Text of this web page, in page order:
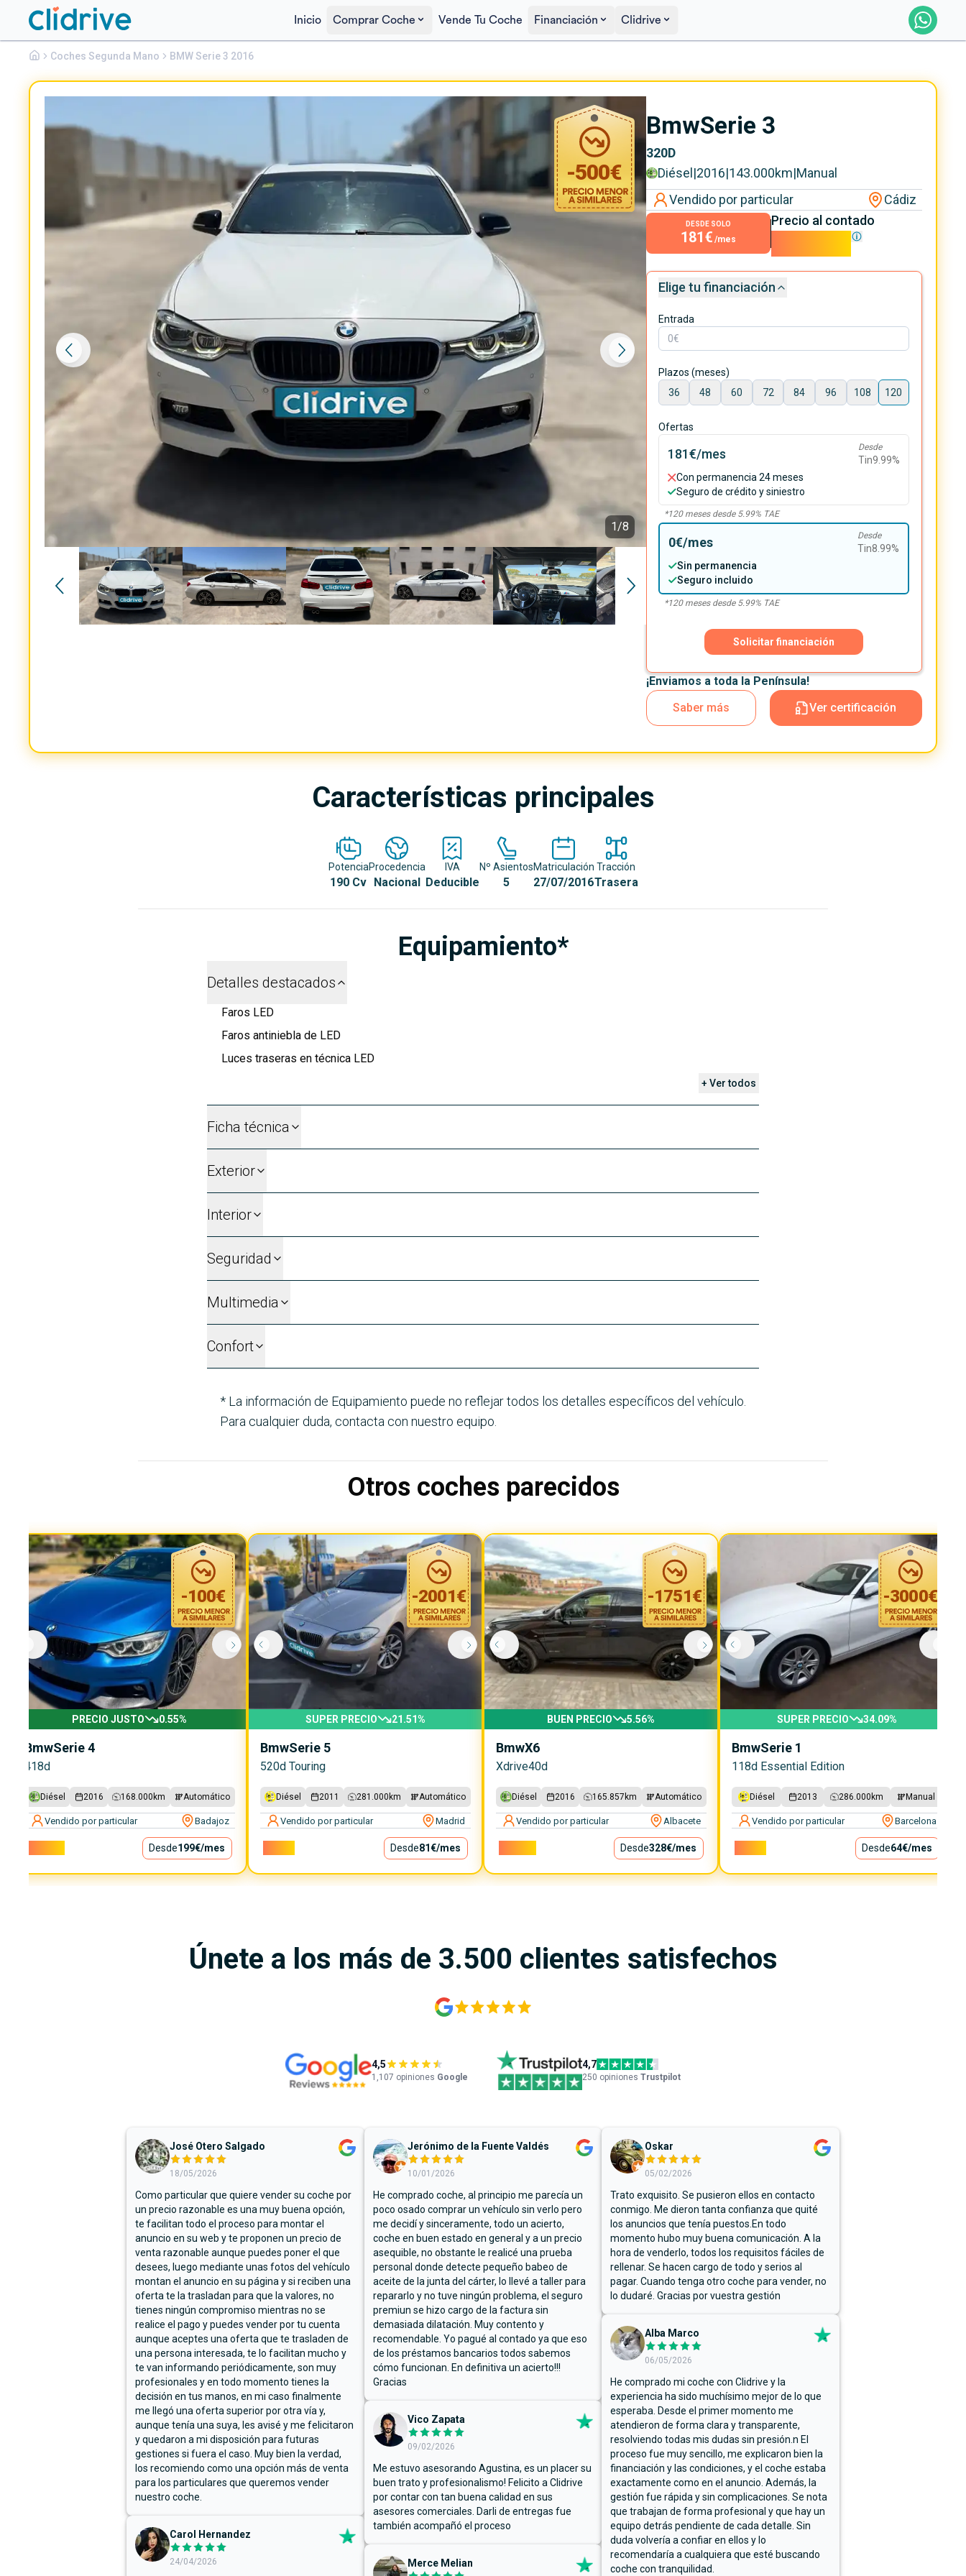
Inicio Comprar Coche Vende Tu Coche Financiación Clidrive
Coches Segunda Mano BMW Serie 3 2016
1/8
-500€
BmwSerie 3
320D
16.400€
BmwSerie 3
320D
Diésel|2016|143.000km|Manual
Vendido por particular
Cádiz
DESDE SOLO
181€ /mes
Precio al contado
16.400€
Elige tu financiación
Entrada
Plazos (meses)
36
48 60 72 84 96 108 120
Ofertas
181€/mes Desde
Tin9.99%
Con permanencia 24 meses
Seguro de crédito y siniestro
*120meses desde 5.99% TAE
0€/mes Desde
Tin8.99%
Sin permanencia
Seguro incluido
*120meses desde 5.99% TAE
Solicitar financiación
¡Enviamos a toda la Península!
Saber más
Ver certificación
Características principales
Potencia
190 Cv
Procedencia
Nacional
IVA
Deducible
Nº Asientos
5
Matriculación
27/07/2016
Tracción
Trasera
Equipamiento*
Detalles destacados
Faros LED
Faros antiniebla de LED
Luces traseras en técnica LED
+ Ver todos
Ficha técnica
Exterior
Interior
Seguridad
Multimedia
Confort
* La información de Equipamiento puede no reflejar todos los detalles específicos del vehículo.
Para cualquier duda, contacta con nuestro equipo.
Otros coches parecidos
-100€
PRECIO JUSTO 0.55%
BmwSerie 4
418d
Diésel 2016 168.000 km Automático
Vendido por particular Badajoz
Desde199€/mes
-2001€
SUPER PRECIO 21.51%
BmwSerie 5
520d Touring
Diésel 2011 281.000 km Automático
Vendido por particular Madrid
Desde81€/mes
-1751€
BUEN PRECIO 5.56%
BmwX6
Xdrive40d
Diésel 2016 165.857 km Automático
Vendido por particular Albacete
Desde328€/mes
-3000€
SUPER PRECIO 34.09%
BmwSerie 1
118d Essential Edition
Diésel 2013 286.000 km Manual
Vendido por particular Barcelona
Desde64€/mes
Únete a los más de 3.500 clientes satisfechos
4,5
1,107 opiniones Google
4,7
250 opiniones Trustpilot
José Otero Salgado
18/05/2026
Como particular que quiere vender su coche por
un precio razonable es una muy buena opción,
te facilitan todo el proceso para montar el
anuncio en su web y te proponen un precio de
venta razonable aunque puedes poner el que
desees, luego mediante unas fotos del vehículo
montan el anuncio en su página y si reciben una
oferta te la trasladan para que la valores, no
tienes ningún compromiso mientras no se
realice el pago y puedes vender por tu cuenta
aunque aceptes una oferta que te trasladen de
una persona interesada, te lo facilitan mucho y
te van informando periódicamente, son muy
profesionales y en todo momento tienes la
decisión en tus manos, en mi caso finalmente
me llegó una oferta superior por otra vía y,
aunque tenía una suya, les avisé y me felicitaron
y quedaron a mi disposición para futuras
gestiones si fuera el caso. Muy bien la verdad,
los recomiendo como una opción más de venta
para los particulares que queremos vender
nuestro coche.
Carol Hernandez
24/04/2026
Jerónimo de la Fuente Valdés
10/01/2026
He comprado coche, al principio me parecía un
poco osado comprar un vehículo sin verlo pero
me decidí y sinceramente, todo un acierto,
coche en buen estado en general y a un precio
asequible, no obstante le realicé una prueba
personal donde detecte pequeño babeo de
aceite de la junta del cárter, lo llevé a taller para
repararlo y no tuve ningún problema, el seguro
premiun se hizo cargo de la factura sin
demasiada dilatación. Muy contento y
recomendable. Yo pagué al contado ya que eso
de los préstamos bancarios todos sabemos
cómo funcionan. En definitiva un acierto!!!
Gracias
Vico Zapata
09/02/2026
Me estuvo asesorando Agustina, es un placer su
buen trato y profesionalismo! Felicito a Clidrive
por contar con tan buena calidad en sus
asesores comerciales. Darli de entregas fue
también acompañó el proceso
Merce Melian
Oskar
05/02/2026
Trato exquisito. Se pusieron ellos en contacto
conmigo. Me dieron tanta confianza que quité
los anuncios que tenía puestos.En todo
momento hubo muy buena comunicación. A la
hora de venderlo, todos los requisitos fáciles de
rellenar. Se hacen cargo de todo y serios al
pagar. Cuando tenga otro coche para vender, no
lo dudaré. Gracias por vuestra gestión
Alba Marco
06/05/2026
He comprado mi coche con Clidrive y la
experiencia ha sido muchísimo mejor de lo que
esperaba. Desde el primer momento me
atendieron de forma clara y transparente,
resolviendo todas mis dudas sin presión.n El
proceso fue muy sencillo, me explicaron bien la
financiación y las condiciones, y el coche estaba
exactamente como en el anuncio. Además, la
gestión fue rápida y sin complicaciones. Se nota
que trabajan de forma profesional y que hay un
equipo detrás pendiente de cada detalle. Sin
duda volvería a confiar en ellos y lo
recomendaría a cualquiera que esté buscando
coche con tranquilidad.